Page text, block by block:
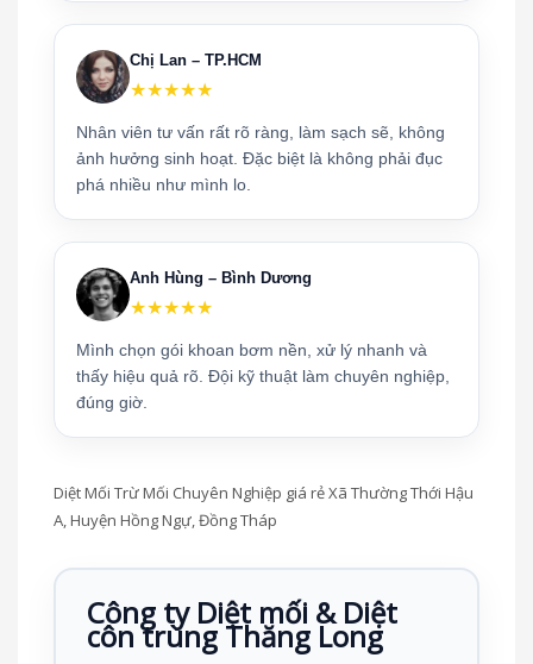
Chị Lan – TP.HCM
★★★★★
Nhân viên tư vấn rất rõ ràng, làm sạch sẽ, không
ảnh hưởng sinh hoạt. Đặc biệt là không phải đục
phá nhiều như mình lo.
Anh Hùng – Bình Dương
★★★★★
Mình chọn gói khoan bơm nền, xử lý nhanh và
thấy hiệu quả rõ. Đội kỹ thuật làm chuyên nghiệp,
đúng giờ.
Diệt Mối Trừ Mối Chuyên Nghiệp giá rẻ Xã Thường Thới Hậu
A, Huyện Hồng Ngự, Đồng Tháp
Công ty Diệt mối & Diệt
côn trùng Thăng Long